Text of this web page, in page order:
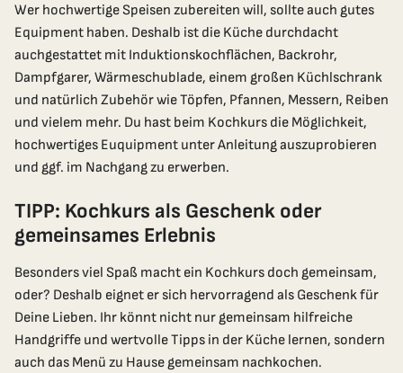
Wer hochwertige Speisen zubereiten will, sollte auch gutes
Equipment haben. Deshalb ist die Küche durchdacht
auchgestattet mit Induktionskochflächen, Backrohr,
Dampfgarer, Wärmeschublade, einem großen Küchlschrank
und natürlich Zubehör wie Töpfen, Pfannen, Messern, Reiben
und vielem mehr. Du hast beim Kochkurs die Möglichkeit,
hochwertiges Euquipment unter Anleitung auszuprobieren
und ggf. im Nachgang zu erwerben.
TIPP: Kochkurs als Geschenk oder
gemeinsames Erlebnis
Besonders viel Spaß macht ein Kochkurs doch gemeinsam,
oder? Deshalb eignet er sich hervorragend als Geschenk für
Deine Lieben. Ihr könnt nicht nur gemeinsam hilfreiche
Handgriffe und wertvolle Tipps in der Küche lernen, sondern
auch das Menü zu Hause gemeinsam nachkochen.